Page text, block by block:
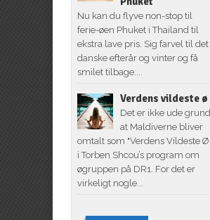
Nu kan du flyve non-stop til
ferie-øen Phuket i Thailand til
ekstra lave pris. Sig farvel til det
danske efterår og vinter og få
smilet tilbage....
Verdens vildeste ø
Det er ikke ude grund
at Maldiverne bliver
omtalt som "Verdens Vildeste
i Torben Shcou’s program om
øgruppen på DR1. For det er
virkeligt nogle...